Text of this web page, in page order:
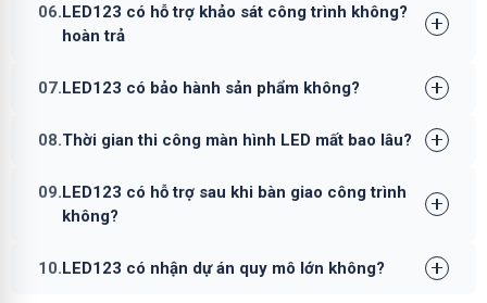
06.LED123 có hỗ trợ khảo sát công trình không?
hoàn trả
07.LED123 có bảo hành sản phẩm không?
08.Thời gian thi công màn hình LED mất bao lâu?
09.LED123 có hỗ trợ sau khi bàn giao công trình
không?
10.LED123 có nhận dự án quy mô lớn không?